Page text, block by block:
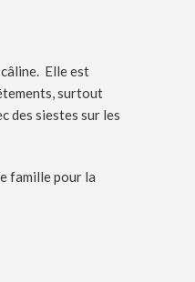
Elle est
surtout
des siestes sur les
famille pour la